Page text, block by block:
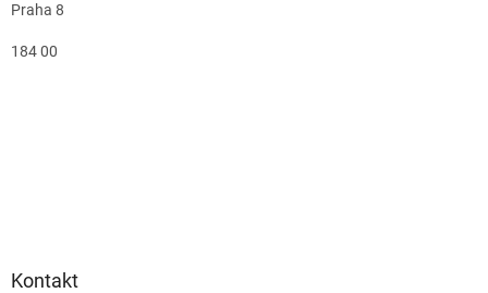
Praha 8
184 00
Kontakt